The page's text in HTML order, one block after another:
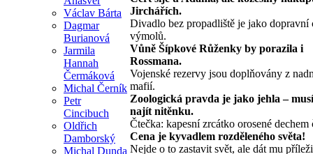
Václav Bárta
Dagmar
Burianová
Jarmila
Hannah
Čermáková
Michal Černík
Petr
Cincibuch
Oldřich
Damborský
Michal Dunda
Jirchářích.
Divadlo bez propadliště je jako dopravní
výmolů.
Vůně Šípkové Růženky by porazila i
Rossmana.
Vojenské rezervy jsou doplňovány z
mafií.
Zoologická pravda je jako jehla –
najít nitěnku.
Čtečka: kapesní zrcátko orosené dechem
Cena je kyvadlem rozděleného světa!
Nejde o to zastavit svět, ale dát mu